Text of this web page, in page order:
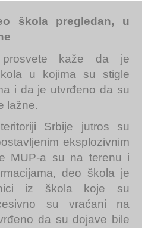
škola pregledan, u
prosvete kaže da je
u kojima su stigle
i da je utvrđeno da su
lažne.
Srbije jutros su
eksplozivnim
MUP-a su na terenu i
deo škola je
iz škola koje su
su vraćani na
da su dojave bile